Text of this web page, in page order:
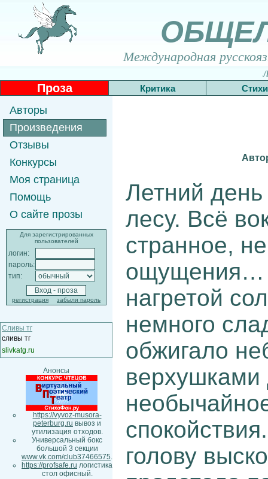
Международная
Проза Критика Стихи
Авторы
Произведения
Отзывы
Конкурсы
Моя страница
Помощь
О сайте прозы
Для зарегистрированных
пользователей
логин:
пароль:
тип:
регистрация забыли пароль
Сливы тг
сливы тг
slivkatg.ru
Анонсы
https://vyvoz-musora-
peterburg.ru вывоз и
утилизация отходов.
Универсальный бокс
большой 3 секции
www.vk.com/club37466575.
https://profsafe.ru логистика
стол офисный.
Летний
лесу. Всё
странное,
ощущения…
нагретой
немного
обжигало
верхушками
голову